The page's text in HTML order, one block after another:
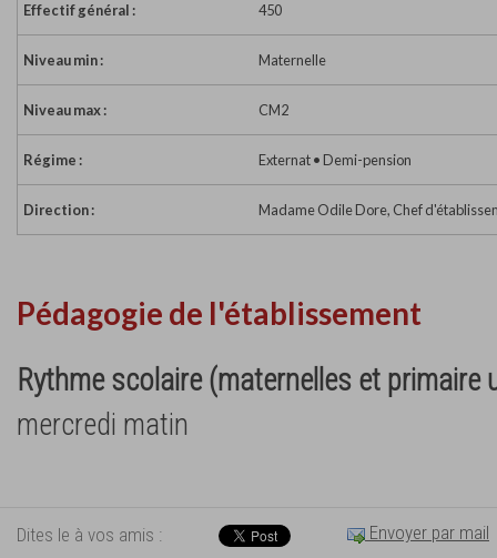
Effectif général : 450
Niveau min : Maternelle
Niveau max : CM2
Régime : Externat • Demi-pension
Direction : Madame Odile Dore, Chef
Pédagogie de l'établissement
Rythme scolaire (maternelles et primaire
mercredi matin
Dites le à vos amis : Envoyer par mail